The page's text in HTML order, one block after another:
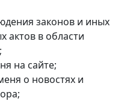
законов и иных
актов в области
на сайте;
о новостях и